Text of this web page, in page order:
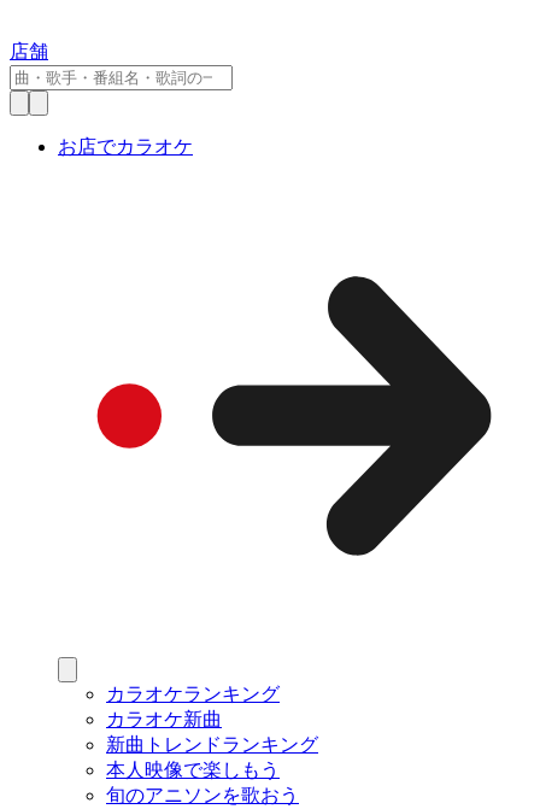
店舗
お店でカラオケ
カラオケランキング
カラオケ新曲
新曲トレンドランキング
本人映像で楽しもう
旬のアニソンを歌おう